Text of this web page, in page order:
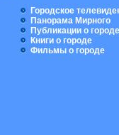
Городское
Панорама Мирного
Публикации о
Книги о городе
Фильмы о городе